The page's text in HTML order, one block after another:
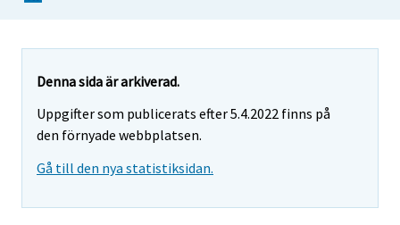
Denna sida är arkiverad.
Uppgifter som publicerats efter 5.4.2022 finns på
den förnyade webbplatsen.
Gå till den nya statistiksidan.